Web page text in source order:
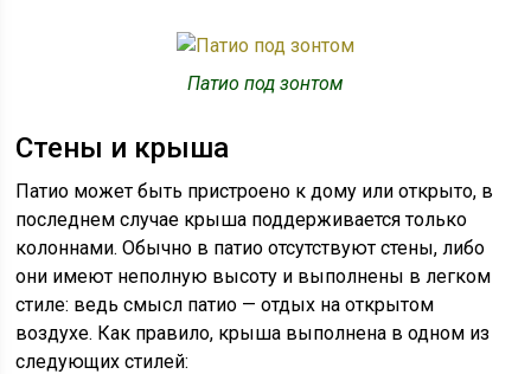
Патио под зонтом
Стены и крыша
Патио может быть пристроено к дому или открыто, в
последнем случае крыша поддерживается только
колоннами. Обычно в патио отсутствуют стены, либо
они имеют неполную высоту и выполнены в легком
стиле: ведь смысл патио — отдых на открытом
воздухе. Как правило, крыша выполнена в одном из
следующих стилей: